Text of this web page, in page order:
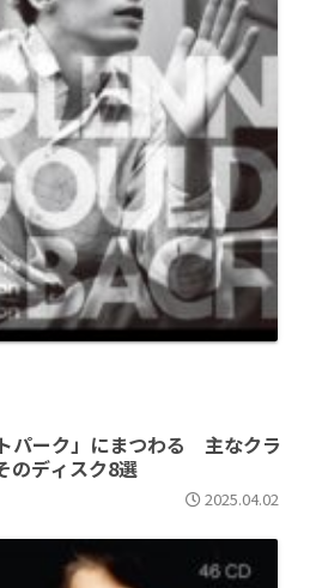
パーク」にまつわる 主なクラ
のディスク8選
2025.04.02